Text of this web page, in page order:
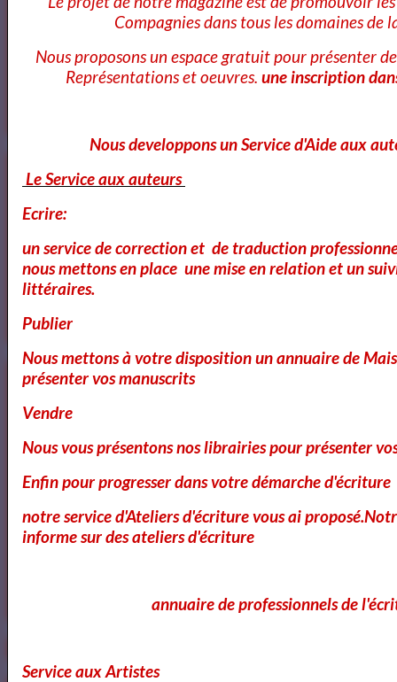
Annuaire et Formation Cinema
Annuaire des Chroniqueurs littéraires
Annuaire des Chroniqueurs
littéraires
Compagnies dans tous les domaines de
Nous proposons un espace gratuit pour présenter
Représentations et oeuvres. une inscription
Nous developpons un Service d'Aide aux
Le Service aux auteurs
Ecrire:
un service de correction et de traduction
nous mettons en place une mise en relation et un
littéraires.
Publier
Nous mettons à votre disposition un annuaire de
présenter vos manuscrits
Vendre
Nous vous présentons nos librairies pour présenter
Enfin pour progresser dans votre démarche d'écriture
notre service d'Ateliers d'écriture vous ai
informe sur des ateliers d'écriture
annuaire de professionnels de
Service aux Artistes